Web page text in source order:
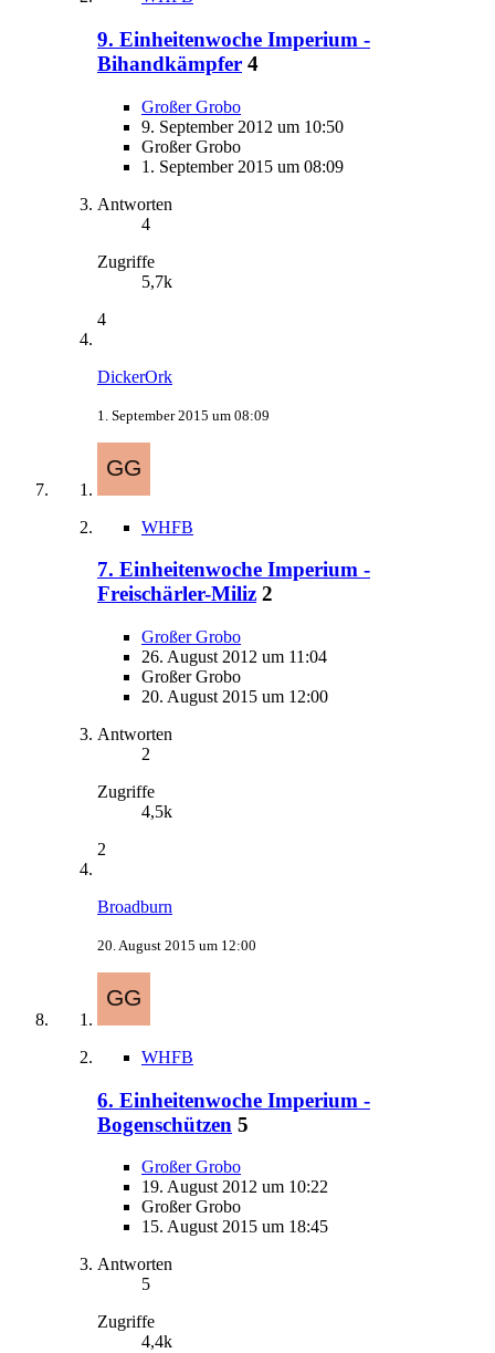
9. Einheitenwoche Imperium -
Bihandkämpfer 4
Großer Grobo
9. September 2012 um 10:50
Großer Grobo
1. September 2015 um 08:09
Antworten
4
Zugriffe
5,7k
4
DickerOrk
1. September 2015 um 08:09
WHFB
7. Einheitenwoche Imperium -
Freischärler-Miliz 2
Großer Grobo
26. August 2012 um 11:04
Großer Grobo
20. August 2015 um 12:00
Antworten
2
Zugriffe
4,5k
2
Broadburn
20. August 2015 um 12:00
WHFB
6. Einheitenwoche Imperium -
Bogenschützen 5
Großer Grobo
19. August 2012 um 10:22
Großer Grobo
15. August 2015 um 18:45
Antworten
5
Zugriffe
4,4k